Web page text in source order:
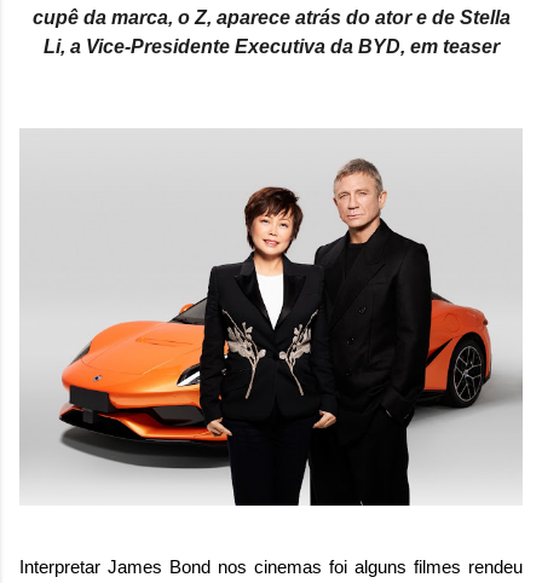
cupê da marca, o Z, aparece atrás do ator e de Stella
Li, a Vice-Presidente Executiva da BYD, em teaser
Interpretar James Bond nos cinemas foi alguns filmes rendeu